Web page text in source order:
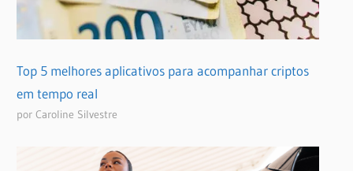
Top 5 melhores aplicativos para acompanhar criptos
em tempo real
por Caroline Silvestre